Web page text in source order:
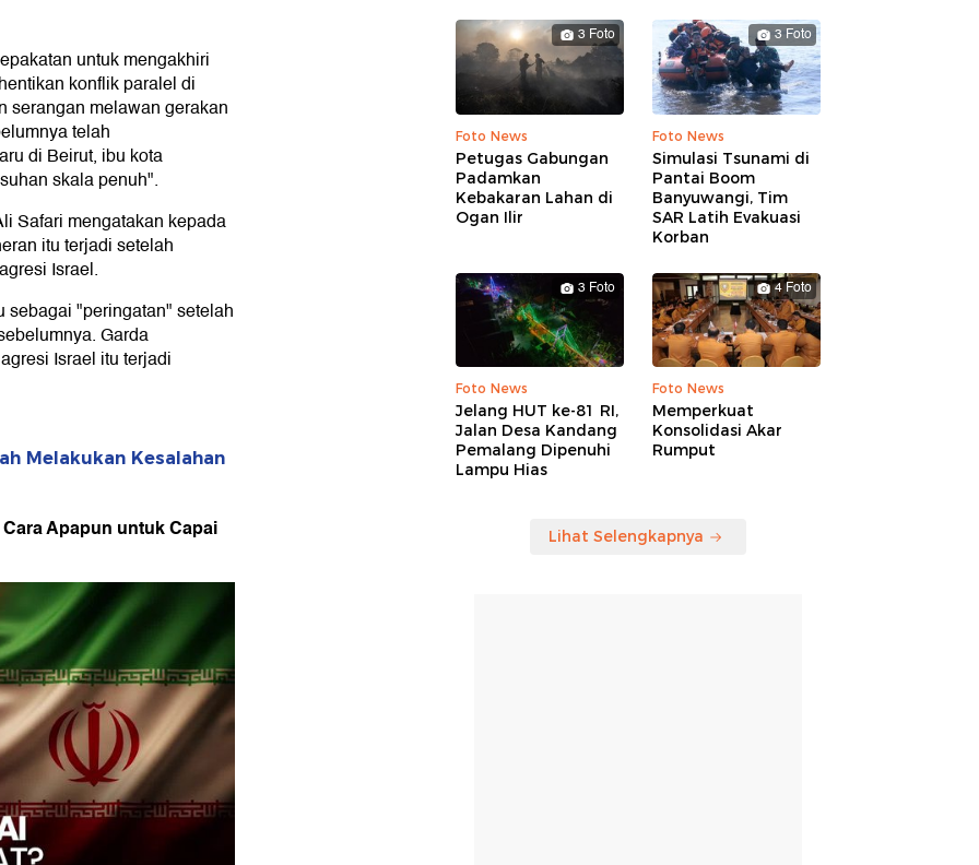
untuk mengakhiri
konflik paralel di
serangan melawan gerakan
telah
di Beirut, ibu kota
skala penuh".
Safari mengatakan kepada
itu terjadi setelah
Israel.
sebagai "peringatan" setelah
Garda
Israel itu terjadi
Melakukan Kesalahan
Apapun untuk Capai
3 Foto
Foto News
Petugas Gabungan
Padamkan
Kebakaran Lahan di
Ogan Ilir
3 Foto
Foto News
Simulasi Tsunami di
Pantai Boom
Banyuwangi, Tim
SAR Latih Evakuasi
Korban
3 Foto
Foto News
Jelang HUT ke-81 RI,
Jalan Desa Kandang
Pemalang Dipenuhi
Lampu Hias
4 Foto
Foto News
Memperkuat
Konsolidasi Akar
Rumput
Lihat Selengkapnya